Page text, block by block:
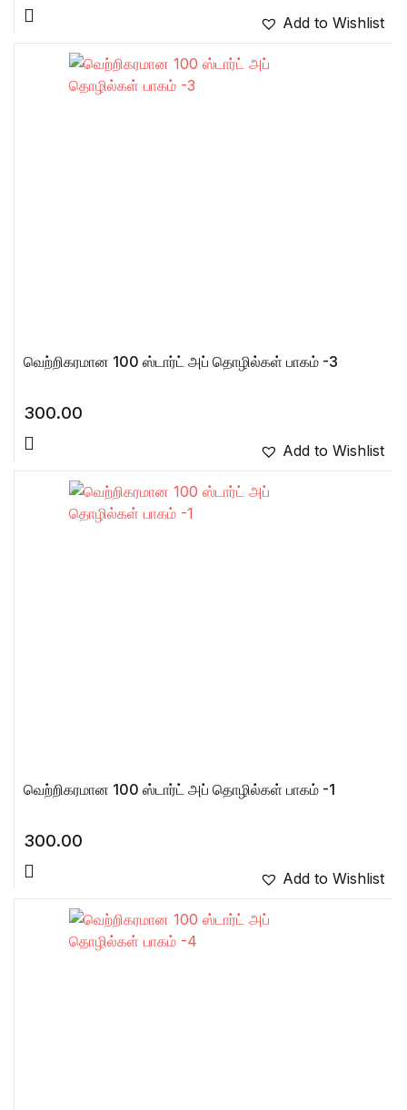
Add to Wishlist
வெற்றிகரமான 100 ஸ்டார்ட் அப் தொழில்கள் பாகம் -3
300.00
Add to Wishlist
வெற்றிகரமான 100 ஸ்டார்ட் அப் தொழில்கள் பாகம் -1
300.00
Add to Wishlist